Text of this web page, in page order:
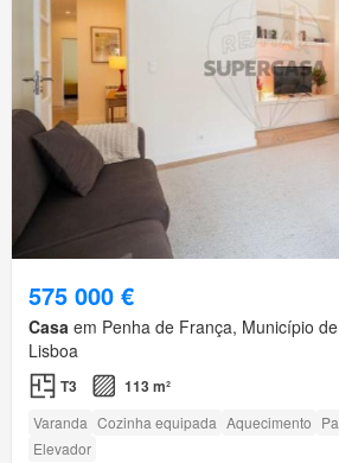
575 000 €
Casa em Penha de França, Município
Lisboa
T3 113 m²
Varanda Cozinha equipada Aquecimento
Elevador